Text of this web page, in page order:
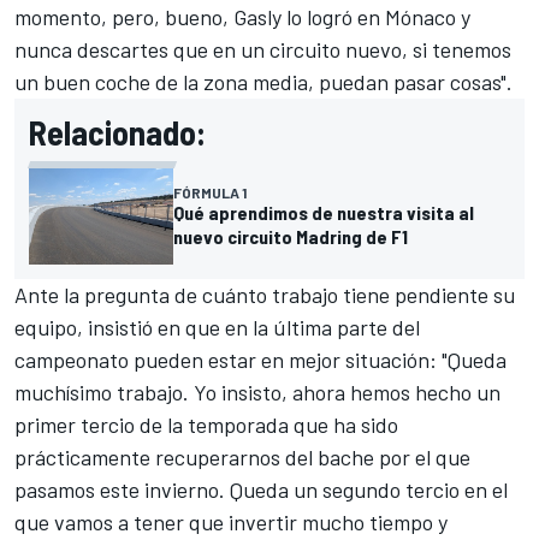
momento, pero, bueno, Gasly lo logró en Mónaco y
nunca descartes que en un circuito nuevo, si tenemos
un buen coche de la zona media, puedan pasar cosas".
Relacionado:
FÓRMULA 1
Qué aprendimos de nuestra visita al
nuevo circuito Madring de F1
Ante la pregunta de cuánto trabajo tiene pendiente su
equipo, insistió en que en la última parte del
campeonato pueden estar en mejor situación: "Queda
muchísimo trabajo. Yo insisto, ahora hemos hecho un
primer tercio de la temporada que ha sido
prácticamente recuperarnos del bache por el que
pasamos este invierno. Queda un segundo tercio en el
que vamos a tener que invertir mucho tiempo y